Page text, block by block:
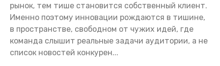
рынок, тем тише становится собственный клиент.
Именно поэтому инновации рождаются в тишине,
в пространстве, свободном от чужих идей, где
команда слышит реальные задачи аудитории, а не
список новостей конкурен...